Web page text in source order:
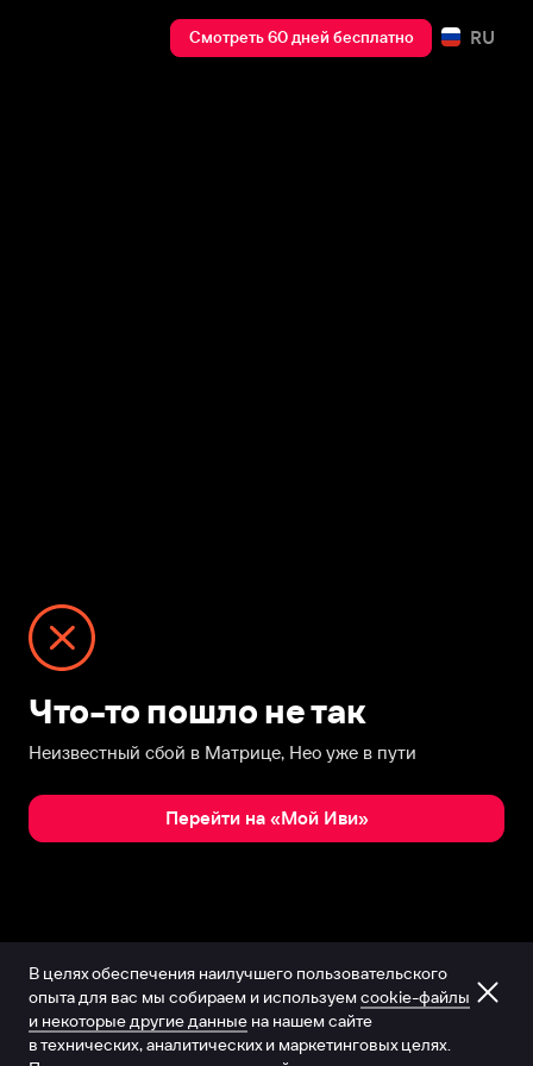
Смотреть 60 дней бесплатно RU
Что-то пошло не так
Неизвестный сбой в Матрице, Нео уже в пути
Перейти на «Мой Иви»
В целях обеспечения наилучшего пользовательского
опыта для вас мы собираем и используем cookie-файлы
и некоторые другие данные на нашем сайте
в технических, аналитических и маркетинговых целях.